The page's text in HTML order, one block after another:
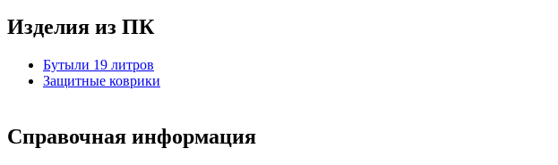
Изделия из ПК
Бутыли 19 литров
Защитные коврики
Справочная информация